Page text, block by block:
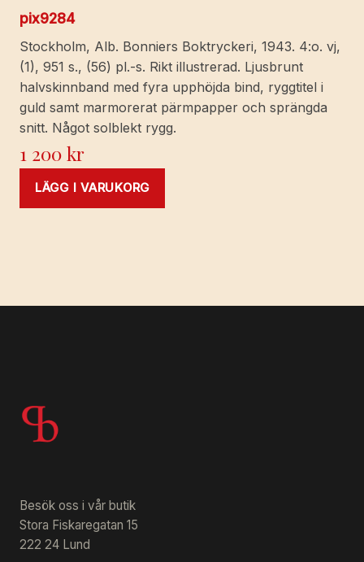
pix9284
Stockholm, Alb. Bonniers Boktryckeri, 1943. 4:o. vj,
(1), 951 s., (56) pl.-s. Rikt illustrerad. Ljusbrunt
halvskinnband med fyra upphöjda bind, ryggtitel i
guld samt marmorerat pärmpapper och sprängda
snitt. Något solblekt rygg.
1 200kr
LÄGG I VARUKORG
Besök oss i vår butik
Stora Fiskaregatan 15
222 24 Lund